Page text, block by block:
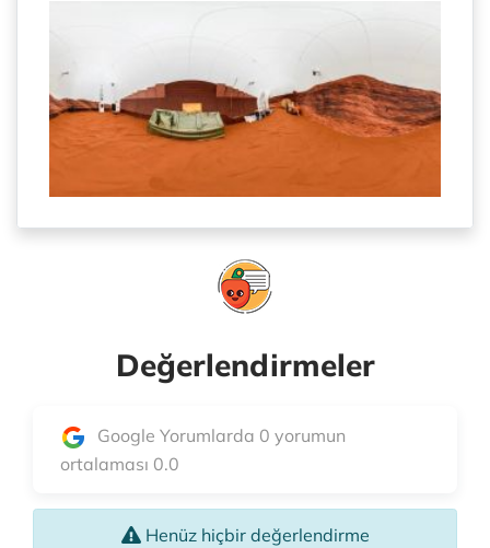
Değerlendirmeler
Google Yorumlarda 0 yorumun
ortalaması 0.0
Henüz hiçbir değerlendirme